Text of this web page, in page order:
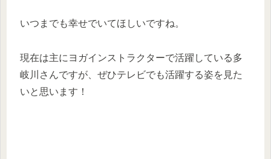
いつまでも幸せでいてほしいですね。
現在は主にヨガインストラクターで活躍している多
岐川さんですが、ぜひテレビでも活躍する姿を見た
いと思います！